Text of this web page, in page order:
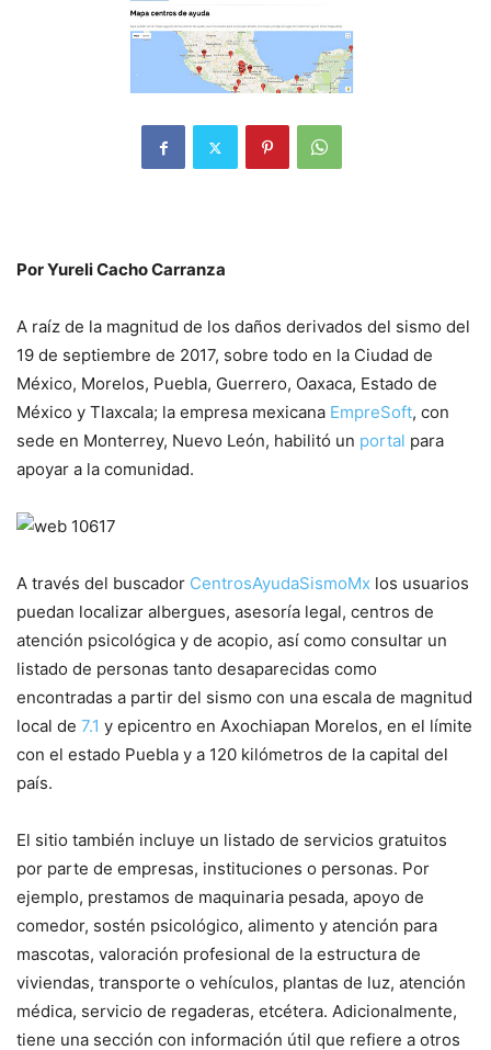
Por Yureli Cacho Carranza
A raíz de la magnitud de los daños derivados del sismo del
19 de septiembre de 2017, sobre todo en la Ciudad de
México, Morelos, Puebla, Guerrero, Oaxaca, Estado de
México y Tlaxcala; la empresa mexicana EmpreSoft, con
sede en Monterrey, Nuevo León, habilitó un portal para
apoyar a la comunidad.
A través del buscador CentrosAyudaSismoMx los usuarios
puedan localizar albergues, asesoría legal, centros de
atención psicológica y de acopio, así como consultar un
listado de personas tanto desaparecidas como
encontradas a partir del sismo con una escala de magnitud
local de 7.1 y epicentro en Axochiapan Morelos, en el límite
con el estado Puebla y a 120 kilómetros de la capital del
país.
El sitio también incluye un listado de servicios gratuitos
por parte de empresas, instituciones o personas. Por
ejemplo, prestamos de maquinaria pesada, apoyo de
comedor, sostén psicológico, alimento y atención para
mascotas, valoración profesional de la estructura de
viviendas, transporte o vehículos, plantas de luz, atención
médica, servicio de regaderas, etcétera. Adicionalmente,
tiene una sección con información útil que refiere a otros